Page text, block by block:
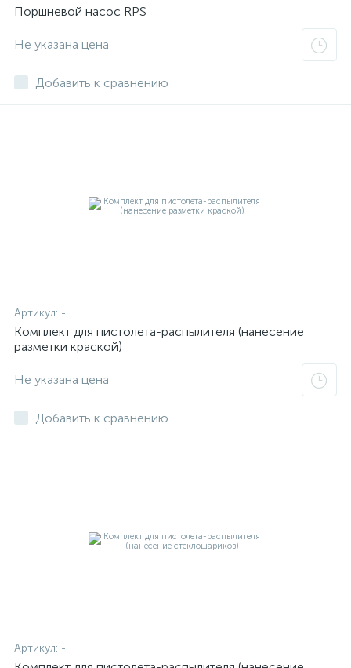
Поршневой насос RPS
Не указана цена
Добавить к сравнению
Артикул: -
Комплект для пистолета-распылителя (нанесение
разметки краской)
Не указана цена
Добавить к сравнению
Артикул: -